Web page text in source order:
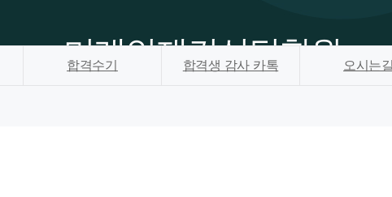
미래인재컨설팅학원
합격수기 합격생 감사 카톡 오시는길